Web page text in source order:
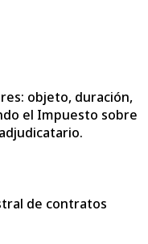
objeto, duración,
el Impuesto sobre
de contratos